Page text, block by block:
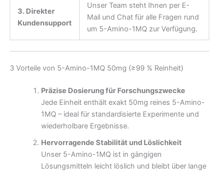
3. Direkter
Kundensupport
Unser Team steht Ihnen per E-
Mail und Chat für alle Fragen rund
um 5-Amino-1MQ zur Verfügung.
3 Vorteile von 5-Amino-1MQ 50mg (≥99 % Reinheit)
Präzise Dosierung für Forschungszwecke
Jede Einheit enthält exakt 50mg reines 5-Amino-
1MQ – ideal für standardisierte Experimente und
wiederholbare Ergebnisse.
Hervorragende Stabilität und Löslichkeit
Unser 5-Amino-1MQ ist in gängigen
Lösungsmitteln leicht löslich und bleibt über lange